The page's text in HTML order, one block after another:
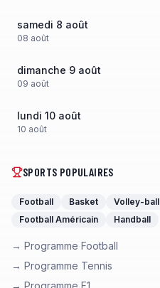
samedi 8 août
08 août
dimanche 9 août
09 août
lundi 10 août
10 août
SPORTS POPULAIRES
Football Basket Volley-ball
Football Américain
Handball
→ Programme Football
→ Programme Tennis